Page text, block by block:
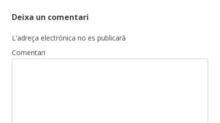
Deixa un comentari
L'adreça electrònica no es publicarà
Comentari